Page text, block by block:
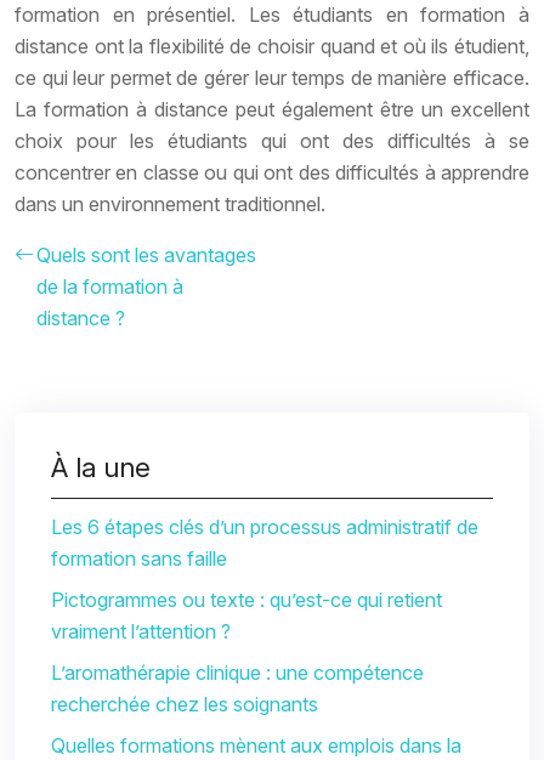
formation en présentiel. Les étudiants en formation à
distance ont la flexibilité de choisir quand et où ils étudient,
ce qui leur permet de gérer leur temps de manière efficace.
La formation à distance peut également être un excellent
choix pour les étudiants qui ont des difficultés à se
concentrer en classe ou qui ont des difficultés à apprendre
dans un environnement traditionnel.
Quels sont les avantages
de la formation à
distance ?
À la une
Les 6 étapes clés d’un processus administratif de
formation sans faille
Pictogrammes ou texte : qu’est-ce qui retient
vraiment l’attention ?
L’aromathérapie clinique : une compétence
recherchée chez les soignants
Quelles formations mènent aux emplois dans la